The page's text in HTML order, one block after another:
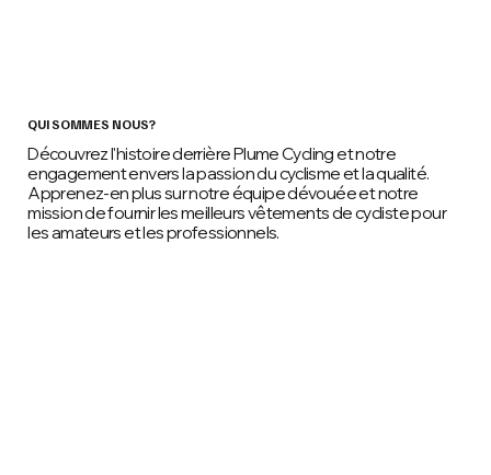
QUI SOMMES NOUS?
Découvrez l'histoire derrière Plume Cycling et notre
engagement envers la passion du cyclisme et la qualité.
Apprenez-en plus sur notre équipe dévouée et notre
mission de fournir les meilleurs vêtements de cycliste pour
les amateurs et les professionnels.